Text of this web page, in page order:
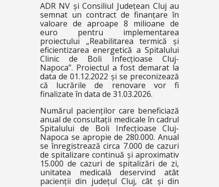
ADR NV și Consiliul Județean Cluj au
semnat un contract de finanțare în
valoare de aproape 8 milioane de
euro pentru implementarea
proiectului „Reabilitarea termică și
eficientizarea energetică a Spitalului
Clinic de Boli Infecțioase Cluj-
Napoca”. Proiectul a fost demarat la
data de 01.12.2022 și se preconizează
că lucrările de renovare vor fi
finalizate în data de 31.03.2026.
Numărul pacienților care beneficiază
anual de consultații medicale în cadrul
Spitalului de Boli Infecțioase Cluj-
Napoca se apropie de 280.000. Anual
se înregistrează circa 7.000 de cazuri
de spitalizare continuă și aproximativ
15.000 de cazuri de spitalizări de zi,
unitatea medicală deservind atât
pacienții din județul Cluj, cât și din